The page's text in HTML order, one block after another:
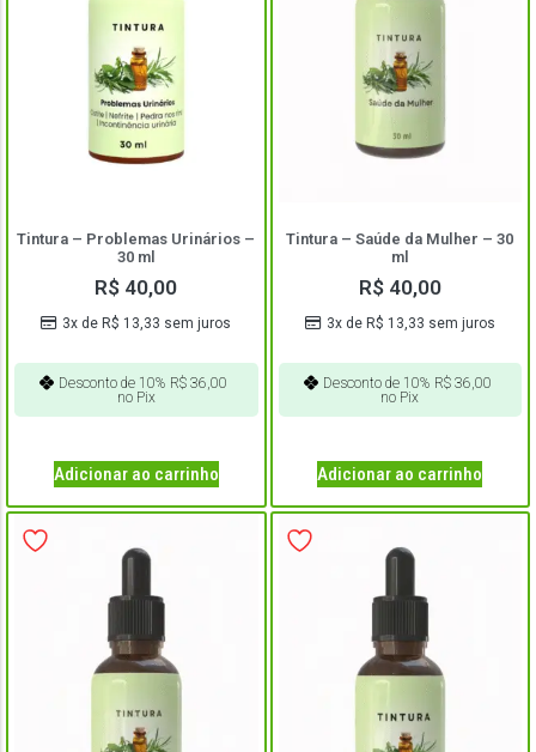
Tintura – Problemas Urinários –
30 ml
R$ 40,00
3x de R$ 13,33 sem juros
Desconto de 10% R$ 36,00
no Pix
Adicionar ao carrinho
Tintura – Saúde da Mulher – 30
ml
R$40,00
3x de R$ 13,33 sem juros
Desconto de 10% R$36,00
no Pix
Adicionar ao carrinho